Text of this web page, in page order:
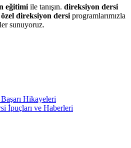
eğitimi ile tanışın. direksiyon dersi
özel direksiyon dersi programlarımızla
sunuyoruz.
Hikayeleri
İpuçları ve Haberleri